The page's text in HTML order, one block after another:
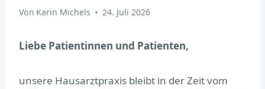
Von Karin Michels 24. Juli 2026
Liebe Patientinnen und Patienten,
unsere Hausarztpraxis bleibt in der Zeit vom